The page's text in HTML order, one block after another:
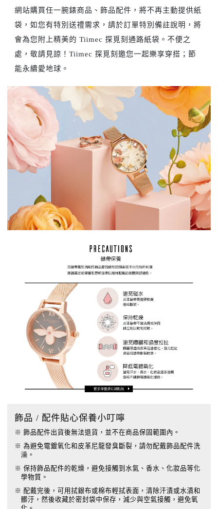
網站購買任一腕錶商品、飾品配件，將不再主動提供紙
袋，如您有特別送禮需求，請於訂單特別備註說明，將
會為您附上精美的 Tiimec 探覓刻通路紙袋。不便之
處，敬請見諒！Tiimec 探覓刻邀您一起樂享穿搭；節
能永續愛地球。
飾品 / 配件貼心保養小叮嚀
※ 飾品配件出貨後無法退貨，並不在商品保固範圍內。
※ 為避免電鍍氧化和皮革尼龍發臭斷裂，請勿配戴飾品配件洗
澡。
※ 保持飾品配件的乾燥，避免接觸到水氣、香水、化妝品等化
學物質。
※ 配戴完後，可用拭銀布或棉布輕拭表面，清除汗漬或水漬和
髒汙，然後收藏於密封袋中保存，減少與空氣接觸，避免氧